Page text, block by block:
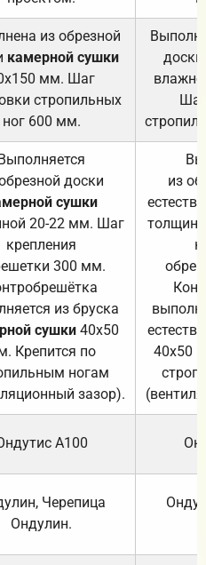
из обрезной
камерной сушки
мм. Шаг
стропильных
ног 600 мм.
доски
доски
сушки
20-22 мм. Шаг
крепления
300 мм.
из бруска
сушки40х50
Крепится по
ногам
зазор).
из
40х50
А100
Черепица
Ондулин.